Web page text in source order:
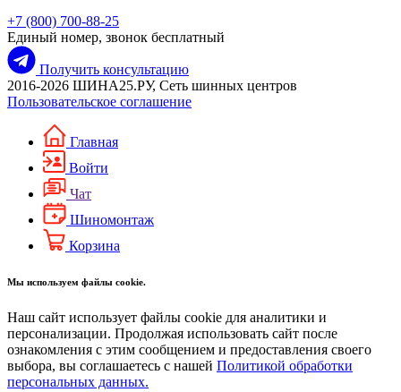
+7 (800) 700-88-25
Единый номер, звонок бесплатный
Получить консультацию
2016-2026 ШИНА25.РУ, Сеть шинных центров
Пользовательское соглашение
Главная
Войти
Чат
Шиномонтаж
Корзина
Мы используем файлы cookie.
Наш сайт использует файлы cookie для аналитики и
персонализации. Продолжая использовать сайт после
ознакомления с этим сообщением и предоставления своего
выбора, вы соглашаетесь с нашей Политикой обработки
персональных данных.